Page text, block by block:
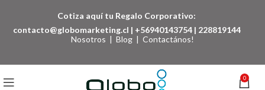
Cotiza aquí tu Regalo Corporativo:
contacto@globomarketing.cl | +56940143754 | 228819144
Nosotros | Blog | Contactános!
0